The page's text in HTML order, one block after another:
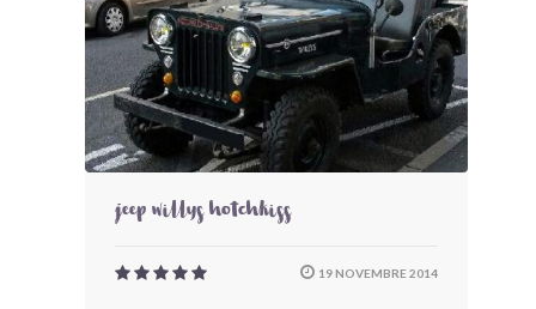
jeep willys hotchkiss
19 NOVEMBRE 2014